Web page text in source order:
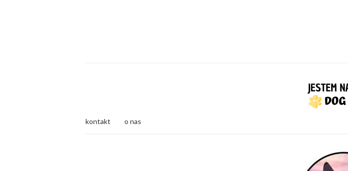
kontakt o nas